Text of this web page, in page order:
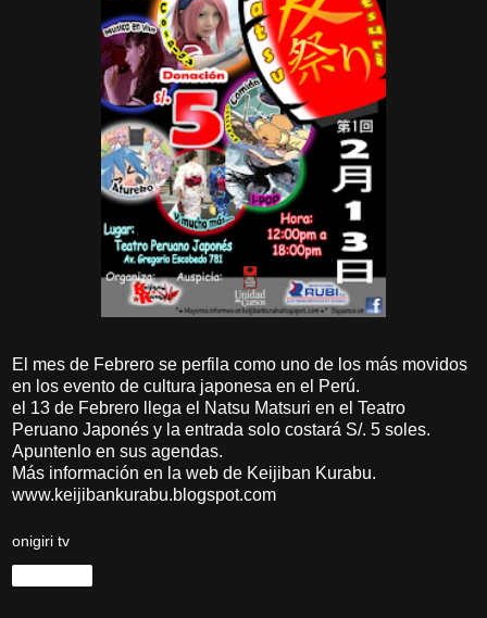
El mes de Febrero se perfila como uno de los más movidos
en los evento de cultura japonesa en el Perú.
el 13 de Febrero llega el Natsu Matsuri en el Teatro
Peruano Japonés y la entrada solo costará S/. 5 soles.
Apuntenlo en sus agendas.
Más información en la web de Keijiban Kurabu.
www.keijibankurabu.blogspot.com
onigiri tv